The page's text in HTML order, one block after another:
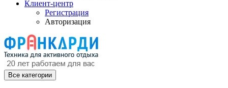
Клиент-центр
Регистрация
Авторизация
Все категории